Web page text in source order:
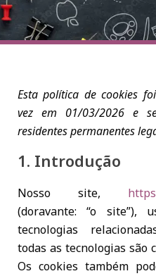
Esta política de cookies
vez em 01/03/2026 e
residentes permanentes
1. Introdução
Nosso site,
(doravante: “o site”),
tecnologias
todas as tecnologias são
Os cookies também